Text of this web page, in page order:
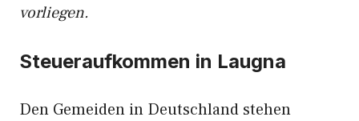
vorliegen.
Steueraufkommen in Laugna
Den Gemeiden in Deutschland stehen